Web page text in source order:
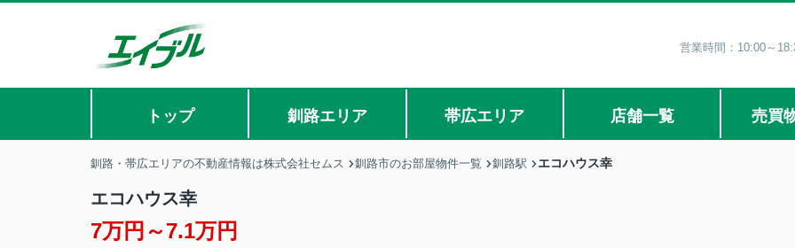
営業時間：10:00～
トップ 釧路エリア 帯広エリア 店舗一覧 売買
釧路・帯広エリアの不動産情報は株式会社セムス 釧路市のお部屋物件一覧 釧路駅 エコハウス幸
エコハウス幸
7万円～7.1万円